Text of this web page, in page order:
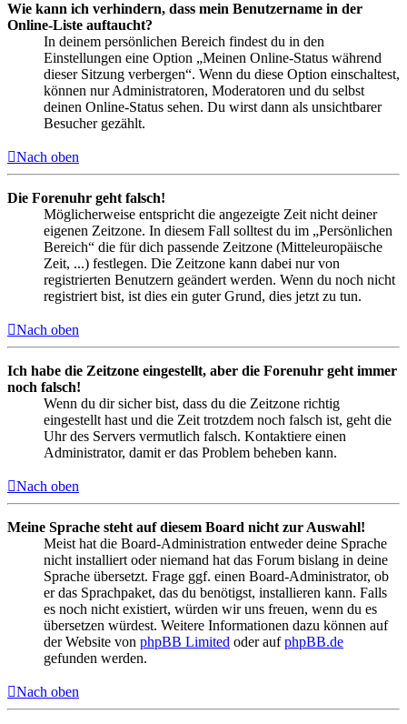
Wie kann ich verhindern, dass mein Benutzername in der
Online-Liste auftaucht?
In deinem persönlichen Bereich findest du in den
Einstellungen eine Option „Meinen Online-Status während
dieser Sitzung verbergen“. Wenn du diese Option einschaltest,
können nur Administratoren, Moderatoren und du selbst
deinen Online-Status sehen. Du wirst dann als unsichtbarer
Besucher gezählt.
Nach oben
Die Forenuhr geht falsch!
Möglicherweise entspricht die angezeigte Zeit nicht deiner
eigenen Zeitzone. In diesem Fall solltest du im „Persönlichen
Bereich“ die für dich passende Zeitzone (Mitteleuropäische
Zeit, ...) festlegen. Die Zeitzone kann dabei nur von
registrierten Benutzern geändert werden. Wenn du noch nicht
registriert bist, ist dies ein guter Grund, dies jetzt zu tun.
Nach oben
Ich habe die Zeitzone eingestellt, aber die Forenuhr geht immer
noch falsch!
Wenn du dir sicher bist, dass du die Zeitzone richtig
eingestellt hast und die Zeit trotzdem noch falsch ist, geht die
Uhr des Servers vermutlich falsch. Kontaktiere einen
Administrator, damit er das Problem beheben kann.
Nach oben
Meine Sprache steht auf diesem Board nicht zur Auswahl!
Meist hat die Board-Administration entweder deine Sprache
nicht installiert oder niemand hat das Forum bislang in deine
Sprache übersetzt. Frage ggf. einen Board-Administrator, ob
er das Sprachpaket, das du benötigst, installieren kann. Falls
es noch nicht existiert, würden wir uns freuen, wenn du es
übersetzen würdest. Weitere Informationen dazu können auf
der Website von phpBB Limited oder aufphpBB.de
gefunden werden.
Nach oben